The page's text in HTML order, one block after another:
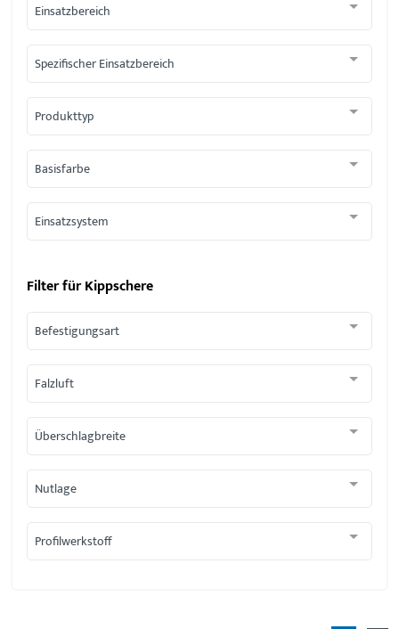
Einsatzbereich
Spezifischer Einsatzbereich
Produkttyp
Basisfarbe
Einsatzsystem
Filter fürKippschere
Befestigungsart
Falzluft
Überschlagbreite
Nutlage
Profilwerkstoff